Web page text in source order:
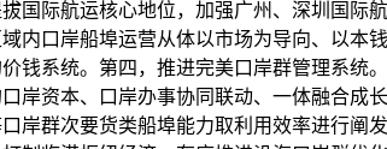
国际航运核心地位，加强广州、深圳国
内口岸船埠运营从体以市场为导向、以本
钱系统。第四，推进完美口岸群管理系
岸资本、口岸办事协同联动、一体融合
岸群次要货类船埠能力取利用效率进行